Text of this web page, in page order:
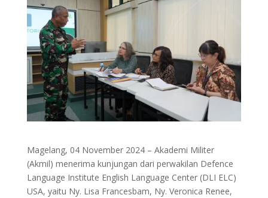
Magelang, 04 November 2024 – Akademi Militer
(Akmil) menerima kunjungan dari perwakilan Defence
Language Institute English Language Center (DLI ELC)
USA, yaitu Ny. Lisa Francesbam, Ny. Veronica Renee,